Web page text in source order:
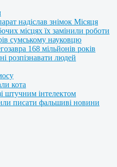
надіслав знімок Місяця
місцях їх замінили роботи
сумському науковцю
168 мільйонів років
розпізнавати людей
кота
штучним інтелектом
писати фальшиві новини